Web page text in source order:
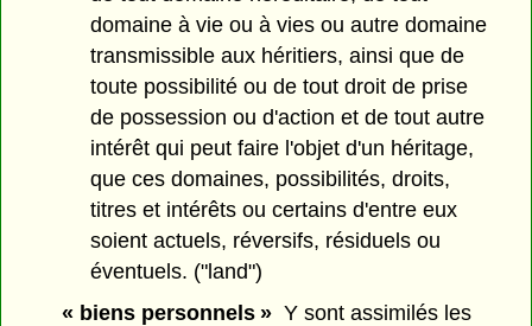
domaine à vie ou à vies ou autre domaine
transmissible aux héritiers, ainsi que de
toute possibilité ou de tout droit de prise
de possession ou d'action et de tout autre
intérêt qui peut faire l'objet d'un héritage,
que ces domaines, possibilités, droits,
titres et intérêts ou certains d'entre eux
soient actuels, réversifs, résiduels ou
éventuels. ("land")
« biens personnels »Y sont assimilés les